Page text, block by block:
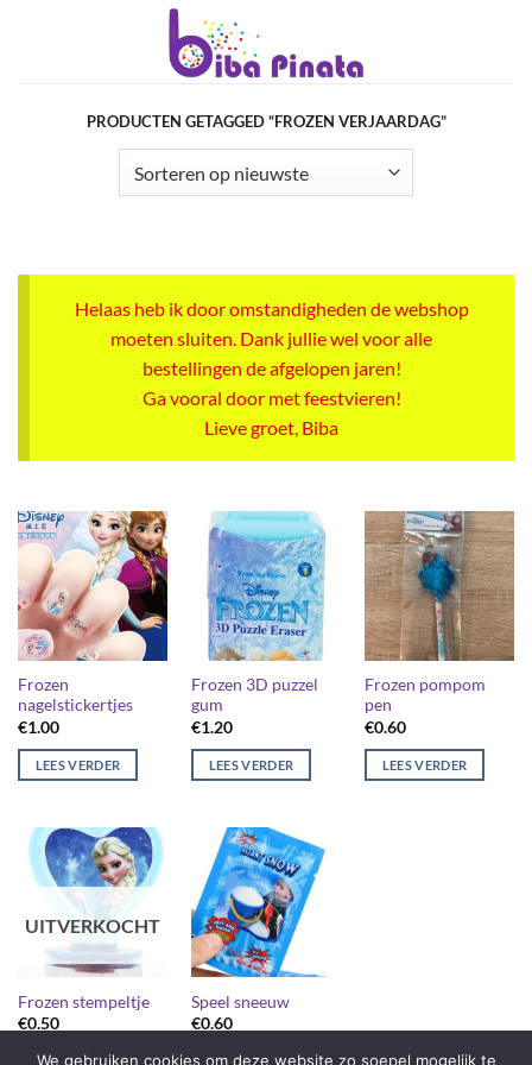
PRODUCTEN GETAGGED “FROZEN VERJAARDAG”
Helaas heb ik door omstandigheden de webshop
moeten sluiten. Dank jullie wel voor alle
bestellingen de afgelopen jaren!
Ga vooral door met feestvieren!
Lieve groet, Biba
Frozen
nagelstickertjes
€1.00
LEES VERDER
Frozen 3D puzzel
gum
€1.20
LEES VERDER
Frozen pompom
pen
€0.60
LEES VERDER
UITVERKOCHT
Frozen stempeltje
€0.50
LEES VERDER
Speel sneeuw
€0.60
LEES VERDER
We gebruiken cookies om deze website zo soepel mogelijk te